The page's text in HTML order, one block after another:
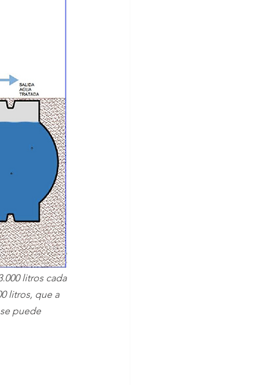
litros cada
litros, que a
puede